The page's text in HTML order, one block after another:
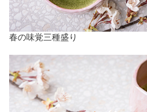
春の味覚三種盛り